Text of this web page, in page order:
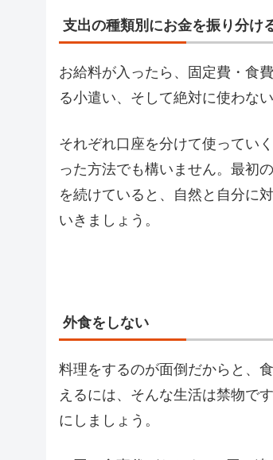
支出の種類別にお金を振り分け
お給料が入ったら、固定費・食
る小遣い、そして絶対に使わな
それぞれ口座を分けて使ってい
った方法でも構いません。最初
を続けていると、自然と自分に
いきましょう。
外食をしない
料理をするのが面倒だからと、
えるには、そんな生活は禁物で
にしましょう。